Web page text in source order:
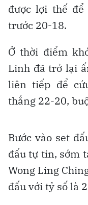
được lợi thế
trước 20-18.
Ở thời điểm
Linh đã trở lại
liên tiếp để
thắng 22-20,
Bước vào set
đấu tự tin, sớm
Wong Ling
đấu với tỷ số là